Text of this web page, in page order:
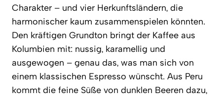
Charakter – und vier Herkunftsländern, die
harmonischer kaum zusammenspielen könnten.
Den kräftigen Grundton bringt der Kaffee aus
Kolumbien mit: nussig, karamellig und
ausgewogen – genau das, was man sich von
einem klassischen Espresso wünscht. Aus Peru
kommt die feine Süße von dunklen Beeren dazu,